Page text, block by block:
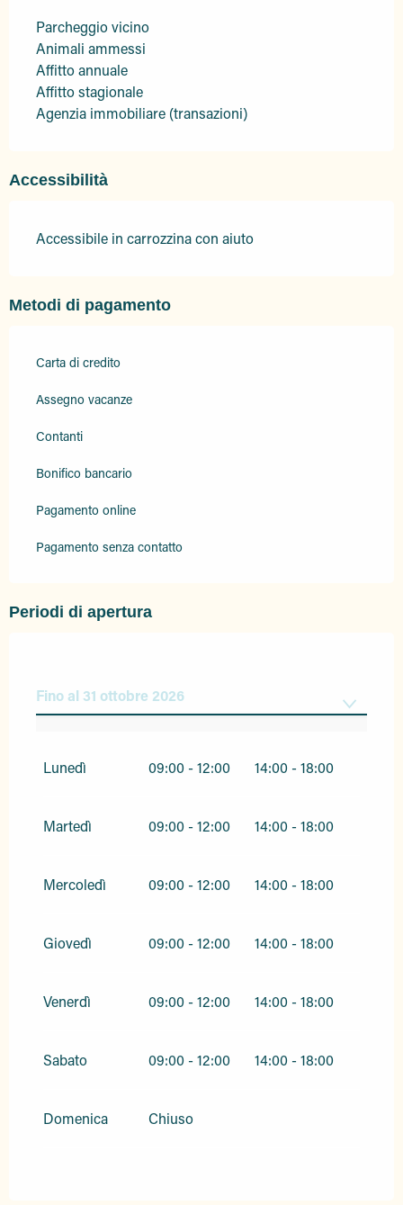
Parcheggio vicino
Animali ammessi
Affitto annuale
Affitto stagionale
Agenzia immobiliare (transazioni)
Accessibilità
Accessibile in carrozzina con aiuto
Metodi di pagamento
Carta di credito
Assegno vacanze
Contanti
Bonifico bancario
Pagamento online
Pagamento senza contatto
Periodi di apertura
Fino al 31 ottobre 2026
Lunedì 09:00 - 12:00 14:00 - 18:00
Martedì 09:00 - 12:00 14:00 - 18:00
Mercoledì 09:00 - 12:00 14:00 - 18:00
Giovedì 09:00 - 12:00 14:00 - 18:00
Venerdì 09:00 - 12:00 14:00 - 18:00
Sabato 09:00 - 12:00 14:00 - 18:00
Domenica Chiuso